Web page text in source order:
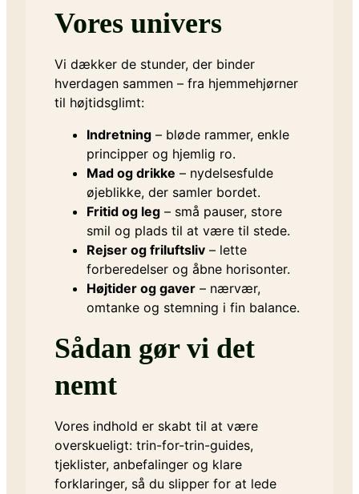
Vores univers
Vi dækker de stunder, der binder
hverdagen sammen – fra hjemmehjørner
til højtidsglimt:
Indretning – bløde rammer, enkle
principper og hjemlig ro.
Mad og drikke – nydelsesfulde
øjeblikke, der samler bordet.
Fritid og leg – små pauser, store
smil og plads til at være til stede.
Rejser og friluftsliv – lette
forberedelser og åbne horisonter.
Højtider og gaver – nærvær,
omtanke og stemning i fin balance.
Sådan gør vi det
nemt
Vores indhold er skabt til at være
overskueligt: trin-for-trin-guides,
tjeklister, anbefalinger og klare
forklaringer, så du slipper for at lede